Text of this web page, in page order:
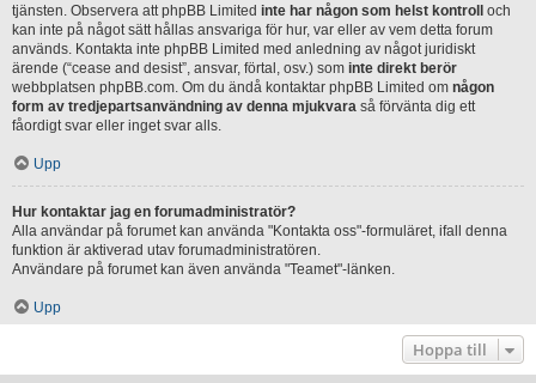
tjänsten. Observera att phpBB Limited inte har någon som helst kontroll
och
kan inte på något sätt hållas ansvariga för hur, var eller av vem detta forum
används. Kontakta inte phpBB Limited med anledning av något juridiskt
ärende (“cease and desist”, ansvar, förtal, osv.) som inte direkt berör
webbplatsen phpBB.com. Om du ändå kontaktar phpBB Limited om någon
form av tredjepartsanvändning av denna mjukvara så förvänta dig ett
fåordigt svar eller inget svar alls.
Upp
Hur kontaktar jag en forumadministratör?
Alla användar på forumet kan använda "Kontakta oss"-formuläret, ifall denna
funktion är aktiverad utav forumadministratören.
Användare på forumet kan även använda "Teamet"-länken.
Upp
Hoppa till